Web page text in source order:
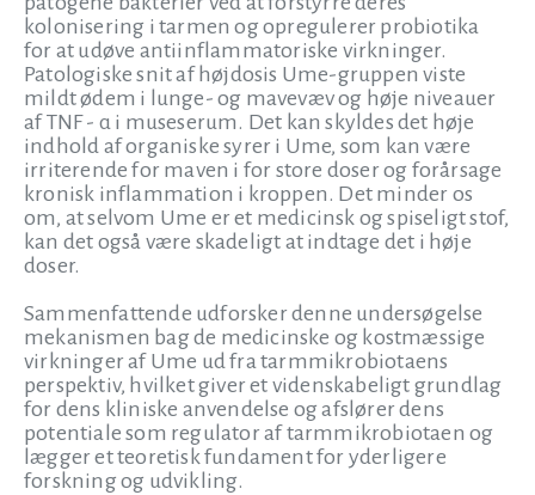
kolonisering i tarmen og opregulerer probiotika
for at udøve antiinflammatoriske virkninger.
Patologiske snit af højdosis Ume-gruppen viste
mildt ødem i lunge- og mavevæv og høje niveauer
af TNF - α i museserum. Det kan skyldes det høje
indhold af organiske syrer i Ume, som kan være
irriterende for maven i for store doser og forårsage
kronisk inflammation i kroppen. Det minder os
om, at selvom Ume er et medicinsk og spiseligt stof,
kan det også være skadeligt at indtage det i høje
doser.
Sammenfattende udforsker denne undersøgelse
mekanismen bag de medicinske og kostmæssige
virkninger af Ume ud fra tarmmikrobiotaens
perspektiv, hvilket giver et videnskabeligt grundlag
for dens kliniske anvendelse og afslører dens
potentiale som regulator af tarmmikrobiotaen og
lægger et teoretisk fundament for yderligere
forskning og udvikling.